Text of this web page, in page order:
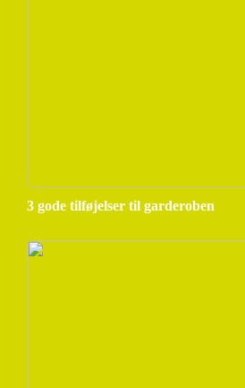
3 gode tilføjelser til garderoben